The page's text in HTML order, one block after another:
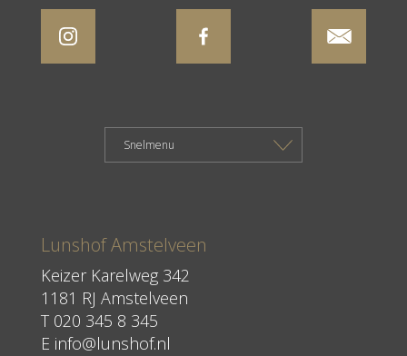
Lunshof Amstelveen
Keizer Karelweg 342
1181 RJ Amstelveen
T 020 345 8 345
E info@lunshof.nl